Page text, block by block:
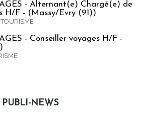
- Alternant(e) Chargé(e) de
H/F - (Massy/Evry (91))
- Conseiller voyages H/F -
PUBLI-NEWS